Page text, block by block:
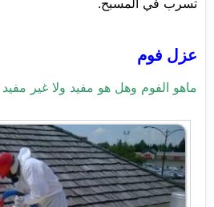
عزل فوم
ماهو الفوم وهل هو مفيد ولا غير